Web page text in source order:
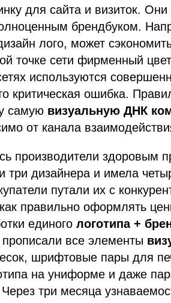
для сайта и визиток.
брендбуком.
лого, может
точке сети фирменный
используются
критическая ошибка.
самую визуальную ДНК
от канала
производители здоровым
три дизайнера и имела
путали их с
правильно оформлять
единого логотипа +
все элементы
шрифтовые пары для
на униформе и даже
три месяца